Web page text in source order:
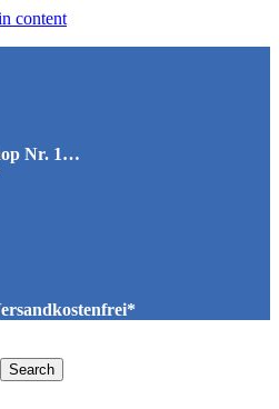
content
Nr. 1…
Search